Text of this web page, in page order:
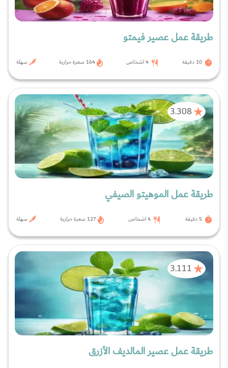
طريقة عمل عصير فيمتو
10 دقيقة 4 اشخاص 164 سعرة حرارية سهلة
3.308
طريقة عمل الموهيتو الصيفي
5 دقيقة 4 اشخاص 127 سعرة حرارية سهلة
3.111
طريقة عمل عصير المالديف الأزرق